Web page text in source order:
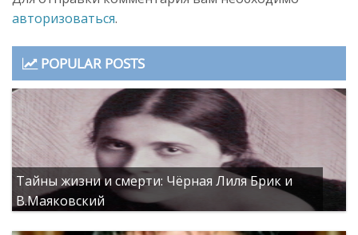
авторизоваться.
POPULAR POSTS
Тайны жизни и смерти: Чёрная Лиля Брик и
В.Маяковский